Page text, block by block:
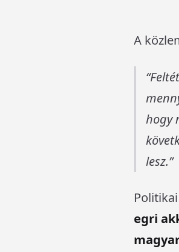
A
hogy
lesz.
egri